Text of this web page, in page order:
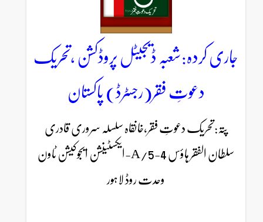
ڈیجیٹل پروڈکشن ،تحریک
فقر(رجسٹرڈ) پاکستان
فقر،خانقاہ سلسلہ سروری قادری
سلطان الفقر ہاؤس 4-5/A-ایکسٹینشن ایجوکیشن ٹاون